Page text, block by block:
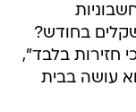
בחודש?
חזירות בלבד",
עושה בבית